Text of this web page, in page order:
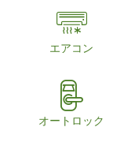
エアコン
オートロック